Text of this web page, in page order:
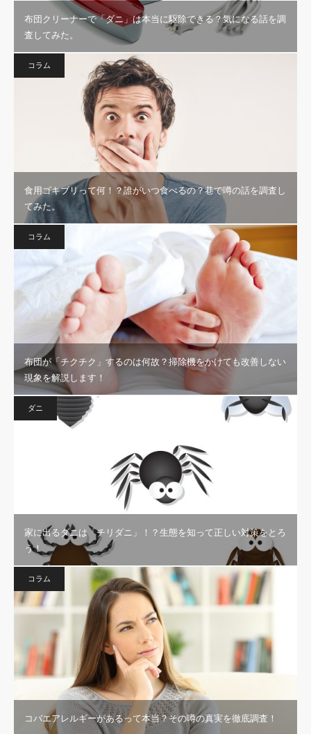
布団クリーナーで「ダニ」は本当に駆除できる？気になる話を調
査してみた。
コラム
食用ゴキブリって何！？誰がいつ食べるの？巷で噂の話を調査し
てみた。
コラム
布団が「チクチク」するのは何故？掃除機をかけても改善しない
現象を解説します！
ダニ
家に出るダニは「チリダニ」！？生態を知って正しい対策をとろ
う！
コラム
コバエアレルギーがあるって本当？その噂の真実を徹底調査！